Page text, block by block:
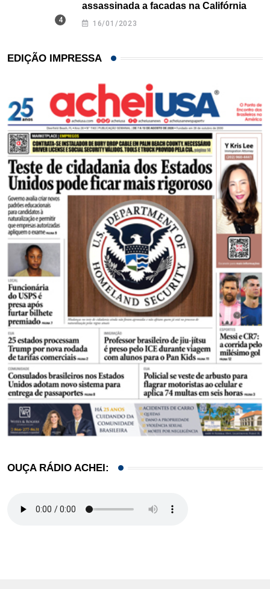
assassinada a facadas na Califórnia
16/01/2023
EDIÇÃO IMPRESSA
OUÇA RÁDIO ACHEI: